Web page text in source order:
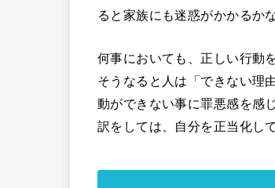
ると家族にも迷惑がかかるか
何事においても、正しい行動
そうなると人は「できない理
動ができない事に罪悪感を感
訳をしては、自分を正当化し